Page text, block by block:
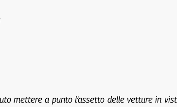
mettere a punto l’assetto delle vetture in